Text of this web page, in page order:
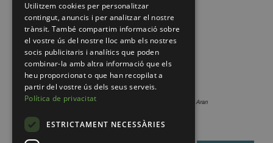
Utilitzem cookies per personalitzar
contingut, anuncis i per analitzar el nostre
trànsit. També compartim informació sobre
el vostre ús del nostre lloc amb els nostres
socis publicitaris i analítics que poden
combinar-la amb altra informació que els
heu proporcionat o que han recopilat a
partir del vostre ús dels seus serveis.
Política de privacitat
ESTRICTAMENT NECESSÀRIES